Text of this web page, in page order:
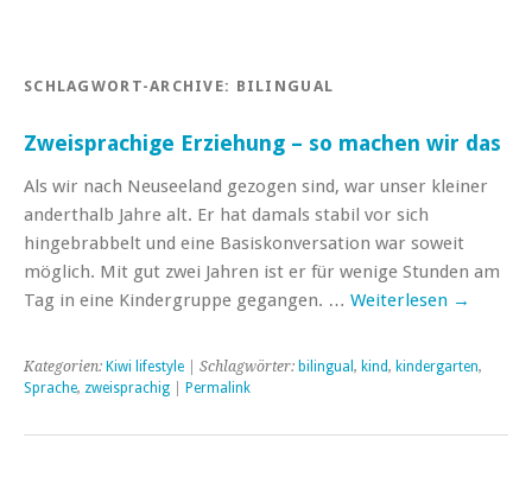
SCHLAGWORT-ARCHIVE: BILINGUAL
Zweisprachige Erziehung – so machen wir das
Als wir nach Neuseeland gezogen sind, war unser kleiner
anderthalb Jahre alt. Er hat damals stabil vor sich
hingebrabbelt und eine Basiskonversation war soweit
möglich. Mit gut zwei Jahren ist er für wenige Stunden am
Tag in eine Kindergruppe gegangen. … Weiterlesen →
Kategorien: Kiwi lifestyle | Schlagwörter: bilingual , kind, kindergarten,
Sprache, zweisprachig Permalink